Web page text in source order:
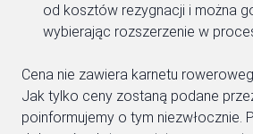
od kosztów rezygnacji i można
wybierając rozszerzenie w
Cena nie zawiera karnetu
Jak tylko ceny zostaną podane
poinformujemy o tym niezwłocznie.